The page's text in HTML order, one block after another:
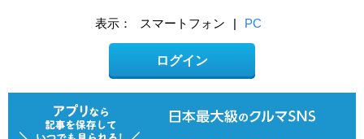
表示： スマートフォン | PC
ログイン